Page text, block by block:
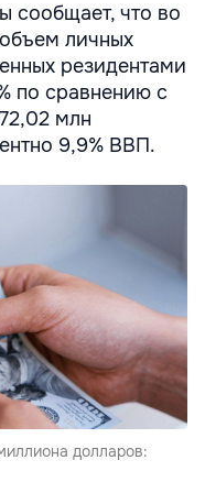
сообщает, что во
личных
резидентами
по сравнению с
млн
9,9% ВВП.
долларов: